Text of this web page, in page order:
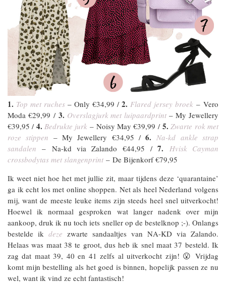
1. Top met ruches – Only €34,99 / 2. Flared jersey broek – Vero
Moda €29,99 / 3. Overslagjurk met luipaardprint – My Jewellery
€39,95 / 4. Bedrukte jurk – Noisy May €39,99 /5. Zwarte rok met
roze stippen – My Jewellery €34,95 /6. Na-kd ankle strap
sandalen – Na-kd via Zalando €44,95 /7. Hvisk Cayman
crossbodytas met slangenprint – De Bijenkorf €79,95
Ik weet niet hoe het met jullie zit, maar tijdens deze ‘quarantaine’
ga ik echt los met online shoppen. Net als heel Nederland volgens
mij, want de meeste leuke items zijn steeds heel snel uitverkocht!
Hoewel ik normaal gesproken wat langer nadenk over mijn
aankoop, druk ik nu toch iets sneller op de bestelknop ;-). Onlangs
bestelde ik deze zwarte sandaaltjes van NA-KD via Zalando.
Helaas was maat 38 te groot, dus heb ik snel maat 37 besteld. Ik
zag dat maat 39, 40 en 41 zelfs al uitverkocht zijn! 😮 Vrijdag
komt mijn bestelling als het goed is binnen, hopelijk passen ze nu
wel, want ik vind ze echt fantastisch!